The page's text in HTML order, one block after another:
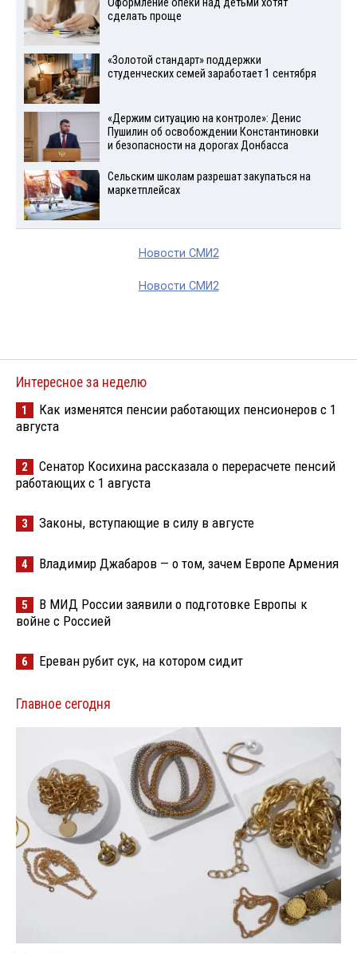
сделать проще
«Золотой стандарт» поддержки
студенческих семей заработает 1 сентября
«Держим ситуацию на контроле»: Денис
Пушилин об освобождении Константиновки
и безопасности на дорогах Донбасса
Сельским школам разрешат закупаться на
маркетплейсах
Новости СМИ2
Новости СМИ2
Интересное за неделю
1
Как изменятся пенсии работающих пенсионеров с 1
августа
2
Сенатор Косихина рассказала о перерасчете пенсий
работающих с 1 августа
3 Законы, вступающие в силу в августе
4 Владимир Джабаров — о том, зачем Европе Армения
5
В МИД России заявили о подготовке Европы к
войне с Россией
6 Ереван рубит сук, на котором сидит
Главное сегодня